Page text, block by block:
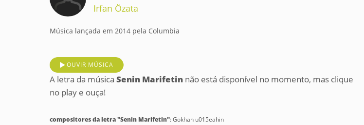
Irfan Özata
Música lançada em 2014 pela Columbia
OUVIR MÚSICA
A letra da música Senin Marifetin não está disponível no momento, mas clique
no play e ouça!
compositores da letra "Senin Marifetin": Gökhan u015eahin